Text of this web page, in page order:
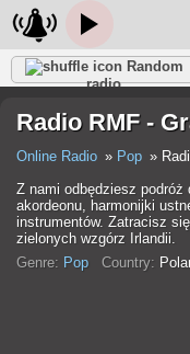
Random
radio
Radio RMF -
Online Radio Pop
Z nami odbędziesz podróż
akordeonu, harmonijki
instrumentów. Zatracisz
zielonych wzgórz Irlandii.
Genre: Pop Country: